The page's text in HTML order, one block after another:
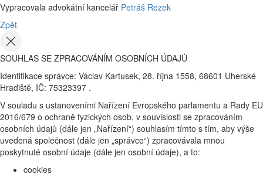
Vypracovala advokátní kancelář Petráš Rezek
Zpět
SOUHLAS SE ZPRACOVÁNÍM OSOBNÍCH ÚDAJŮ
Identifikace správce: Václav Kartusek, 28. října 1558, 68601 Uherské
Hradiště, IČ: 75323397 .
V souladu s ustanoveními Nařízení Evropského parlamentu a Rady EU
2016/679 o ochraně fyzických osob, v souvislosti se zpracováním
osobních údajů (dále jen „Nařízení“) souhlasím tímto s tím, aby výše
uvedená společnost (dále jen „správce“) zpracovávala mnou
poskytnuté osobní údaje (dále jen osobní údaje), a to:
cookies